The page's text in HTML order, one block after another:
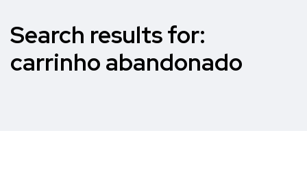
Search results for:
carrinho abandonado